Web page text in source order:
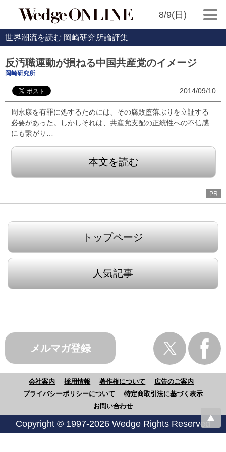
8/9(日)
世界潮流を読む 岡崎研究所論評集
反汚職運動が損ねる中国共産党のイメージ
岡崎研究所
2014/09/10
周永康を有罪に処するためには、その腐敗堕落ぶりを立証する
必要があった。しかしそれは、共産党支配の正統性への不信感
にも繋がり…
本文を読む
PR
トップページ
人気記事
メルマガ登録
会社案内 採用情報 著作権について
広告のご案内
プライバシーポリシーについて
特定商取引法に基づく表示
お問い合わせ
Copyright © 1997-2026 Wedge Rights Reserved